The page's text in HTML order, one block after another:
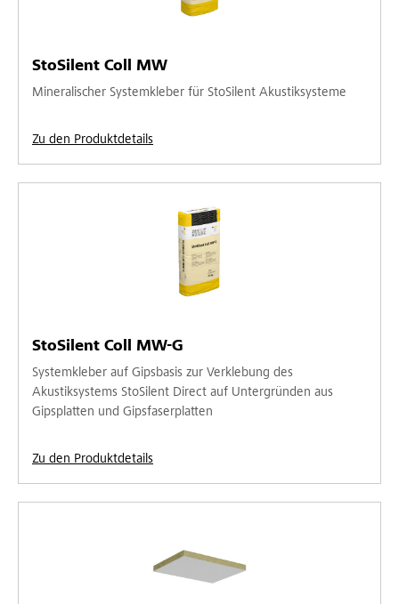
StoSilent Coll MW
Mineralischer Systemkleber für StoSilent Akustiksysteme
Zu den Produktdetails
StoSilent Coll MW-G
Systemkleber auf Gipsbasis zur Verklebung des
Akustiksystems StoSilent Direct auf Untergründen aus
Gipsplatten und Gipsfaserplatten
Zu den Produktdetails